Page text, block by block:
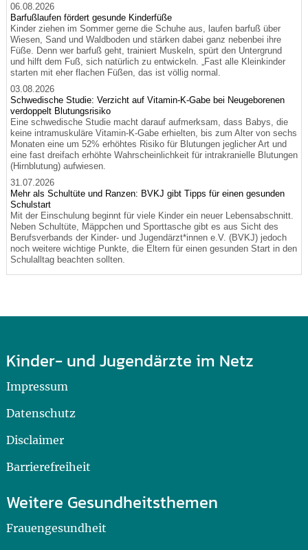
06.08.2026
Barfußlaufen fördert gesunde Kinderfüße
Kinder ziehen im Sommer gerne die Schuhe aus, laufen barfuß über
Wiesen, Sand und Waldboden und stärken dabei ganz nebenbei ihre
Füße. Denn wer barfuß geht, trainiert Muskeln, spürt den Untergrund
und hilft dem Fuß, sich natürlich zu entwickeln. „Fast alle Kleinkinder
starten mit eher flachen Füßen, das ist völlig normal.
03.08.2026
Schwedische Studie: Verzicht auf Vitamin-K-Gabe bei Neugeborenen
verdoppelt Blutungsrisiko
Eine schwedische Studie macht darauf aufmerksam, dass Babys, die
keine intramuskuläre Vitamin-K-Gabe erhielten, bis zum Alter von sechs
Monaten eine um 52% erhöhtes Risiko für Blutungen jeglicher Art und
eine fast dreifach erhöhte Wahrscheinlichkeit für intrakranielle Blutungen
(Hirnblutung) aufwiesen.
31.07.2026
Mehr als Schultüte und Ranzen: BVKJ gibt Tipps für einen gesunden
Schulstart
Mit der Einschulung beginnt für viele Kinder ein neuer Lebensabschnitt.
Neben Schultüte, Mäppchen und Sporttasche gibt es aus Sicht des
Berufsverbands der Kinder- und Jugendärzt*innen e.V. (BVKJ) jedoch
noch weitere wichtige Punkte, die Eltern für einen gesunden Start in den
Schulalltag beachten sollten.
Kinder- und Jugendärzte im Netz
Impressum
Datenschutz
Disclaimer
Barrierefreiheit
Weitere Gesundheitsthemen
Frauengesundheit